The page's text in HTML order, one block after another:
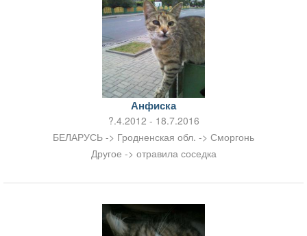
Анфиска
?.4.2012 - 18.7.2016
БЕЛАРУСЬ -> Гродненская обл. -> Сморгонь
Другое -> отравила соседка